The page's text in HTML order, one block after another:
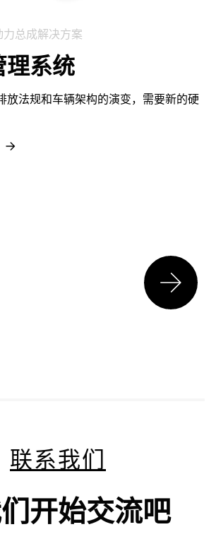
力总成解决方案
理系统
放法规和车辆架构的演变，需要新的硬
联系我们
开始交流吧